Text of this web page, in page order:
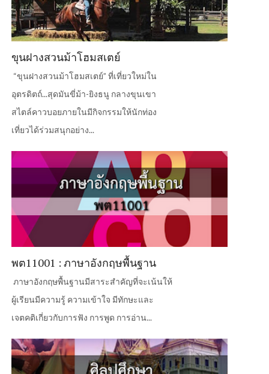
ขุนฝางสวนม้าโฮมสเตย์
“ขุนฝางสวนม้าโฮมสเตย์” ที่เที่ยวใหม่ใน
อุตรดิตถ์...สุดมันขี่ม้า-ยิงธนู กลางขุนเขา
สไตล์คาวบอยภายในมีกิจกรรมให้นักท่อง
เที่ยวได้ร่วมสนุกอย่าง...
พต11001 : ภาษาอังกฤษพื้นฐาน
ภาษาอังกฤษพื้นฐานมีสาระสำคัญที่จะเน้นให้
ผู้เรียนมีความรู้ ความเข้าใจ มีทักษะและ
เจตคติเกี่ยวกับการฟัง การพูด การอ่าน...